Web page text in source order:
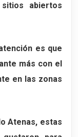
abiertos
es que
más con el
en las zonas
Atenas, estas